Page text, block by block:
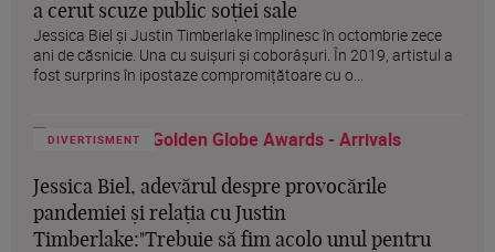
a cerut scuze public soției sale
Jessica Biel și Justin Timberlake împlinesc în octombrie zece
ani de căsnicie. Una cu suișuri și coborâșuri. În 2019, artistul a
fost surprins în ipostaze compromițătoare cu o...
DIVERTISMENT
Jessica Biel, adevărul despre provocările
pandemiei și relația cu Justin
Timberlake:"Trebuie să fim acolo unul pentru